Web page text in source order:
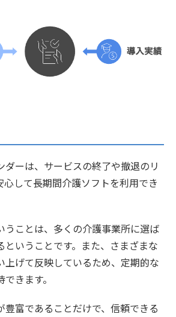
ダーは、サービスの終了や撤退のリ
心して長期間介護ソフトを利用でき
うことは、多くの介護事業所に選ば
ということです。また、さまざまな
上げて反映しているため、定期的な
きます。
豊富であることだけで、信頼できる